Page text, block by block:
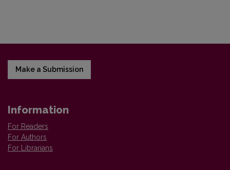
Make a Submission
Information
For Readers
For Authors
For Librarians